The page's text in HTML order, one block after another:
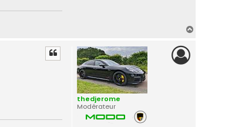
thedjerome
Modérateur